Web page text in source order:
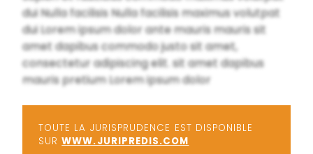
dui Nulla facilisis Nulla facilisis maximus volutpat
dui Lorem ipsum dolor ante mauris mauris sit
amet dapibus commodo justo sit amet,
consectetur adipiscing elit. sit amet dapibus
mauris pretium Lorem ipsum dolor
TOUTE LA JURISPRUDENCE EST DISPONIBLE
SURWWW.JURIPREDIS.COM